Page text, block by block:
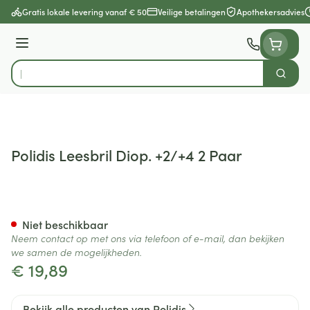
Ga naar de inhoud
Gratis lokale levering vanaf € 50 Veilige betalingen Apothekersadvies
Menu
Product, merk, categorie...
Zoek
Polidis Leesbril Diop. +2/+4 2 Paar
€ 19,89
Niet beschikbaar
Neem contact op met ons via telefoon of e-mail, dan bekijken
we samen de mogelijkheden.